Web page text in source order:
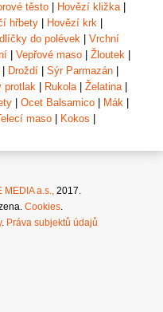
těsto Hovězí kližka|
hřbety Hovězí krk
do polévek
Vrchní
Vepřové maso Žloutek
| Droždí Sýr Parmazán
protlak Rukola| Želatina|
Ocet Balsamico Mák
maso Kokos
MEDIA a.s., 2017.
Cookies.
. Práva subjektů údajů